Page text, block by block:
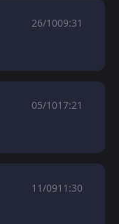
26/1009:31
05/1017:21
11/0911:30